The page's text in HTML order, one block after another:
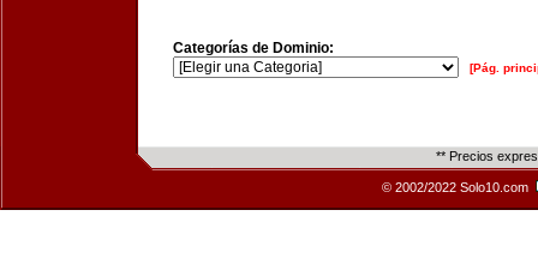
Categorías de Dominio:
[Pág.
** Precios
© 2002/2022 Solo10.com